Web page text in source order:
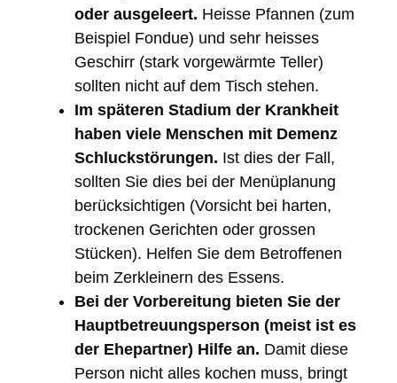
oder ausgeleert. Heisse Pfannen (zum
Beispiel Fondue) und sehr heisses
Geschirr (stark vorgewärmte Teller)
sollten nicht auf dem Tisch stehen.
Im späteren Stadium der Krankheit
haben viele Menschen mit Demenz
Schluckstörungen. Ist dies der Fall,
sollten Sie dies bei der Menüplanung
berücksichtigen (Vorsicht bei harten,
trockenen Gerichten oder grossen
Stücken). Helfen Sie dem Betroffenen
beim Zerkleinern des Essens.
Bei der Vorbereitung bieten Sie der
Hauptbetreuungsperson (meist ist es
der Ehepartner) Hilfe an. Damit diese
Person nicht alles kochen muss, bringt